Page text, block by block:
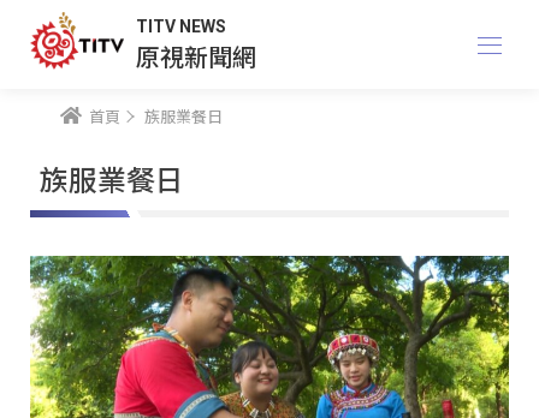
TITV NEWS
原視新聞網
首頁 族服業餐日
族服業餐日